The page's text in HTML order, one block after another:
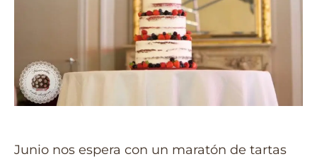
Junio nos espera con un maratón de tartas